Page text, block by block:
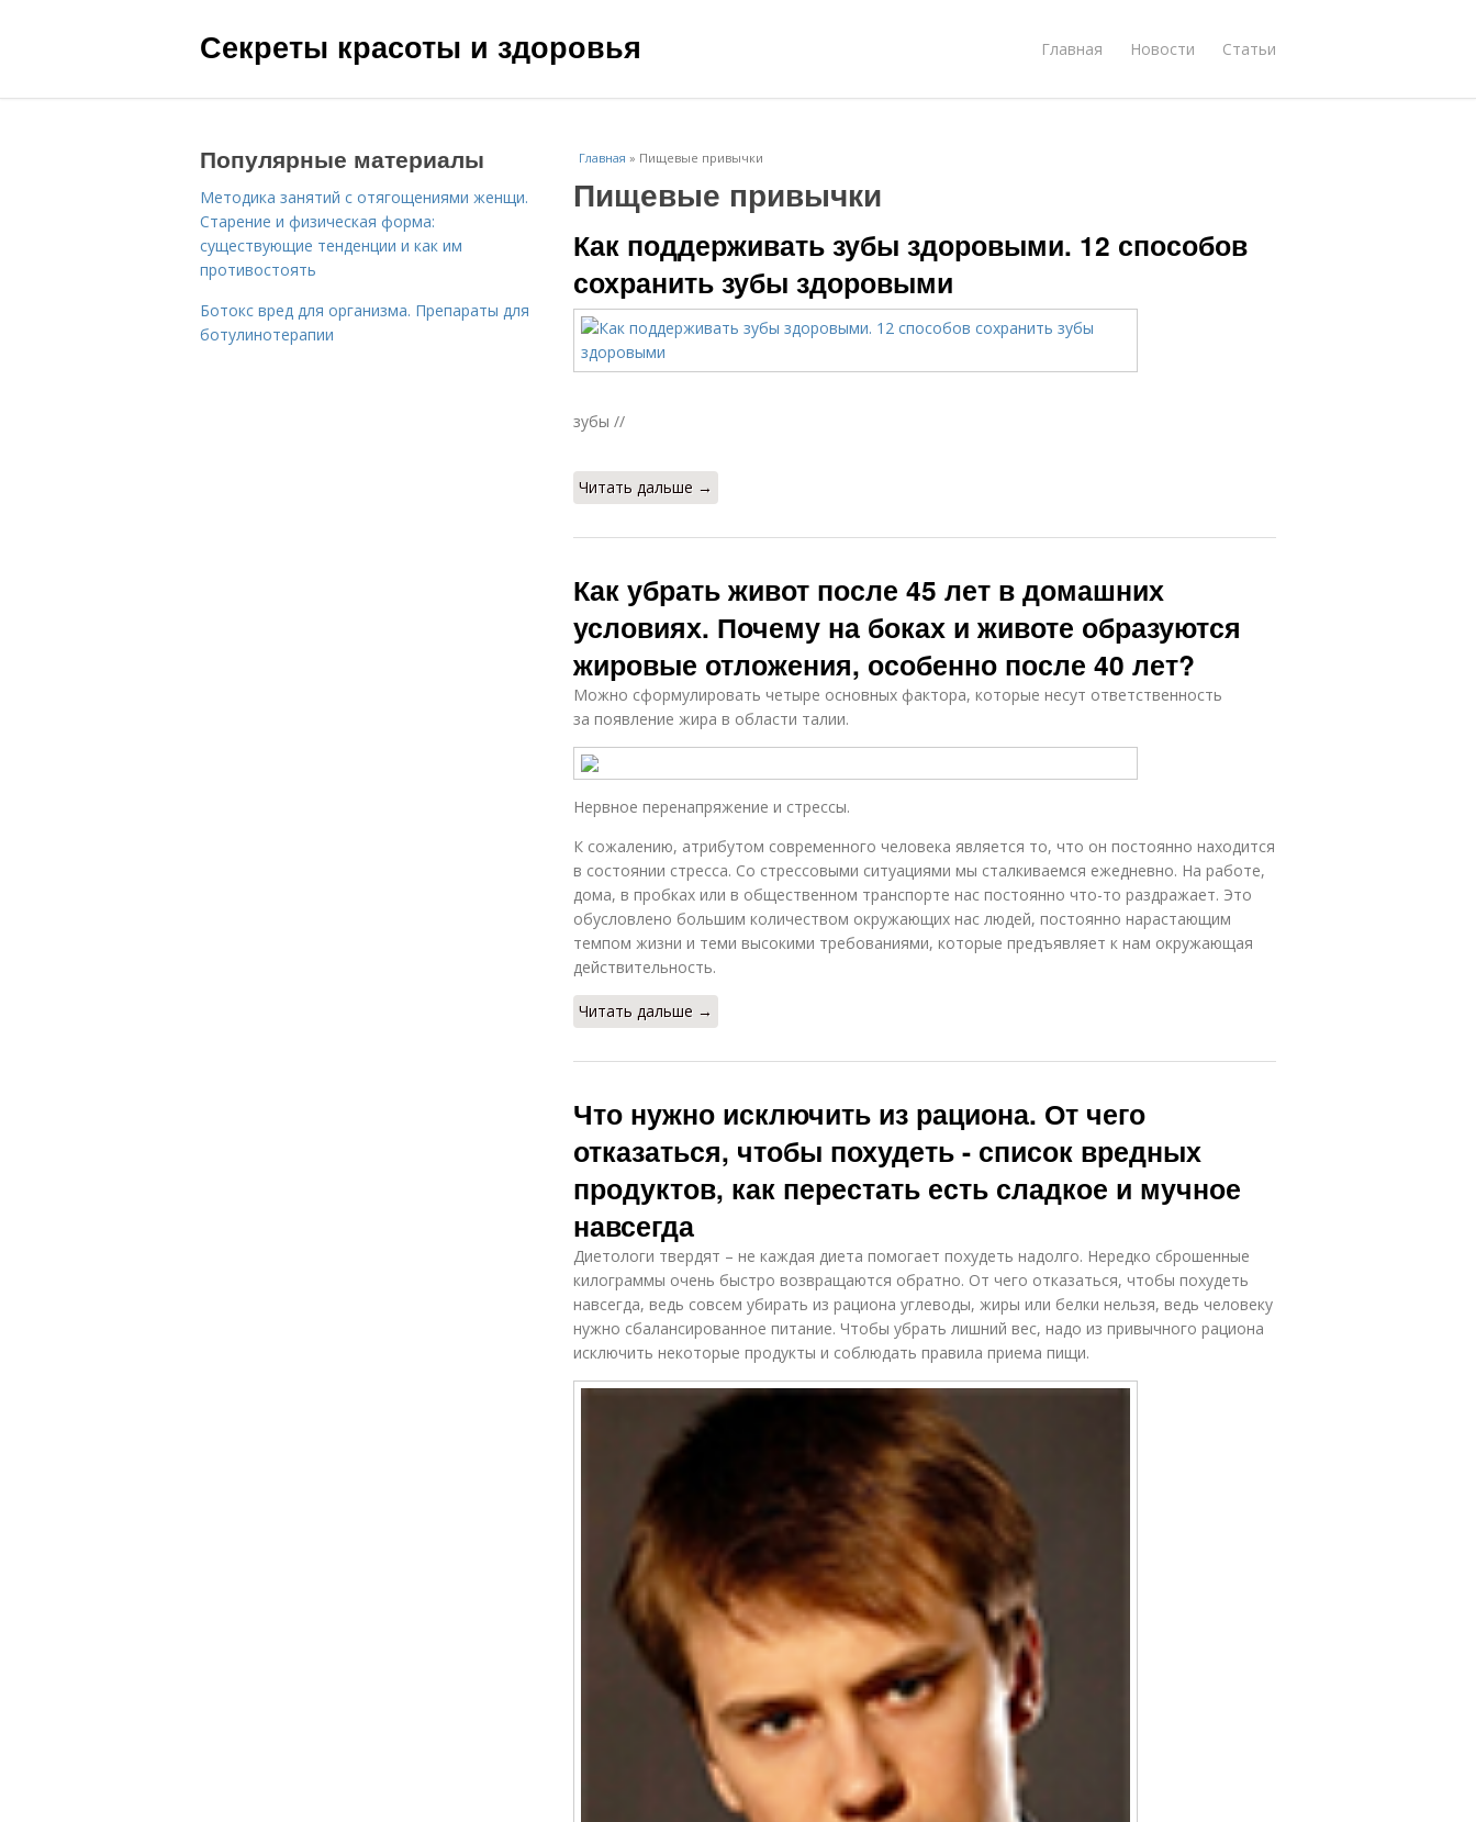
Секреты красоты и здоровья Главная Новости Статьи
Главная » Пищевые привычки
Пищевые привычки
Как поддерживать зубы здоровыми. 12 способов
сохранить зубы здоровыми
зубы //
Читать дальше →
Как убрать живот после 45 лет в домашних
условиях. Почему на боках и животе образуются
жировые отложения, особенно после 40 лет?
Можно сформулировать четыре основных фактора, которые несут ответственность
за появление жира в области талии.
Нервное перенапряжение и стрессы.
К сожалению, атрибутом современного человека является то, что он постоянно находится
в состоянии стресса. Со стрессовыми ситуациями мы сталкиваемся ежедневно. На работе,
дома, в пробках или в общественном транспорте нас постоянно что-то раздражает. Это
обусловлено большим количеством окружающих нас людей, постоянно нарастающим
темпом жизни и теми высокими требованиями, которые предъявляет к нам окружающая
действительность.
Читать дальше →
Что нужно исключить из рациона. От чего
отказаться, чтобы похудеть - список вредных
продуктов, как перестать есть сладкое и мучное
навсегда
Диетологи твердят – не каждая диета помогает похудеть надолго. Нередко сброшенные
килограммы очень быстро возвращаются обратно. От чего отказаться, чтобы похудеть
навсегда, ведь совсем убирать из рациона углеводы, жиры или белки нельзя, ведь человеку
нужно сбалансированное питание. Чтобы убрать лишний вес, надо из привычного рациона
исключить некоторые продукты и соблюдать правила приема пищи.
Популярные материалы
Методика занятий с отягощениями женщи.
Старение и физическая форма:
существующие тенденции и как им
противостоять
Ботокс вред для организма. Препараты для
ботулинотерапии